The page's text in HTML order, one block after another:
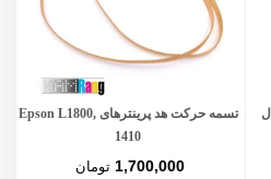
تسمه حرکت هد پرینترهای Epson L1800,
1410
1,700,000 تومان